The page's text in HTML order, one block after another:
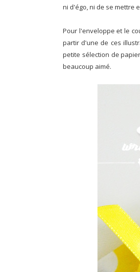
ni d'égo, ni de se mettre
Pour l'enveloppe et le
partir d'une de ces
petite sélection de
beaucoup aimé.